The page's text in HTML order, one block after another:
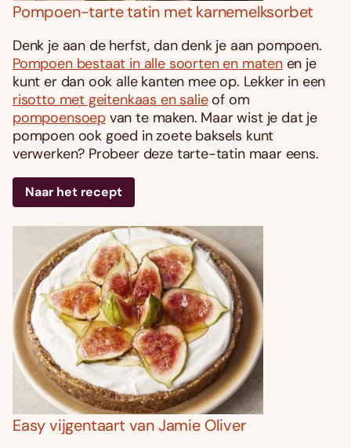
Pompoen-tarte tatin met karnemelksorbet
Denk je aan de herfst, dan denk je aan pompoen.
Pompoen bestaat in alle soorten en matenen je
kunt er dan ook alle kanten mee op. Lekker in een
risotto met geitenkaas en salieof om
pompoensoep van te maken. Maar wist je dat je
pompoen ook goed in zoete baksels kunt
verwerken? Probeer deze tarte-tatin maar eens.
Naar het recept
Easy vijgentaart van Jamie Oliver